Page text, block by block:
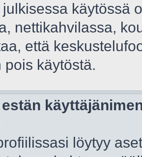
käytössä
nettikahvilassa,
että
pois käytöstä.
löytyy